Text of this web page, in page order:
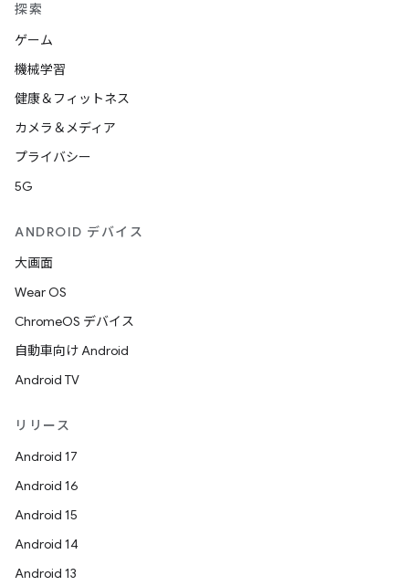
探索
ゲーム
機械学習
健康＆フィットネス
カメラ＆メディア
プライバシー
5G
ANDROID デバイス
大画面
Wear OS
ChromeOS デバイス
自動車向け Android
Android TV
リリース
Android 17
Android 16
Android 15
Android 14
Android 13